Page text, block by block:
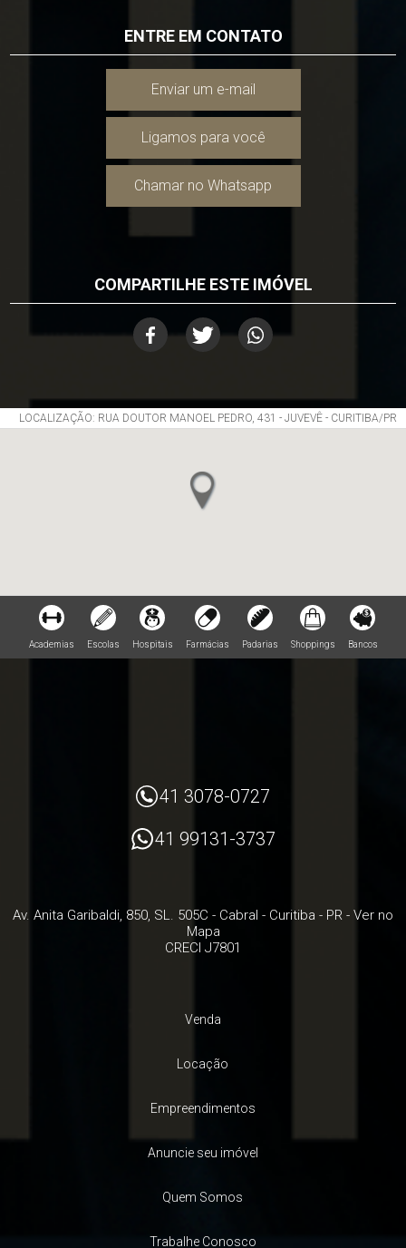
ENTRE EM CONTATO
Enviar um e-mail
Ligamos para você
Chamar no Whatsapp
COMPARTILHE ESTE IMÓVEL
LOCALIZAÇÃO: RUA DOUTOR MANOEL PEDRO, 431 - JUVEVÊ - CURITIBA/PR
Academias Escolas Hospitais Farmácias Padarias Shoppings Bancos
41 3078-0727
41 99131-3737
Av. Anita Garibaldi, 850, SL. 505C - Cabral - Curitiba - PR - Ver no
Mapa
CRECI J7801
Venda
Locação
Empreendimentos
Anuncie seu imóvel
Quem Somos
Trabalhe Conosco